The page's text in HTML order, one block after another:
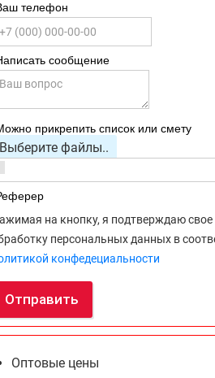
телефон
сообщение
прикрепить список или смету
Выберите файлы..
на кнопку, я подтверждаю свое
персональных данных в
конфедециальности
Отправить
Оптовые цены